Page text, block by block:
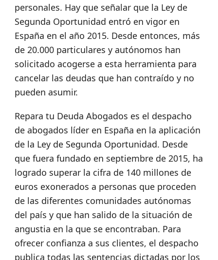
personales. Hay que señalar que la Ley de
Segunda Oportunidad entró en vigor en
España en el año 2015. Desde entonces, más
de 20.000 particulares y autónomos han
solicitado acogerse a esta herramienta para
cancelar las deudas que han contraído y no
pueden asumir.
Repara tu Deuda Abogados es el despacho
de abogados líder en España en la aplicación
de la Ley de Segunda Oportunidad. Desde
que fuera fundado en septiembre de 2015, ha
logrado superar la cifra de 140 millones de
euros exonerados a personas que proceden
de las diferentes comunidades autónomas
del país y que han salido de la situación de
angustia en la que se encontraban. Para
ofrecer confianza a sus clientes, el despacho
publica todas las sentencias dictadas por los